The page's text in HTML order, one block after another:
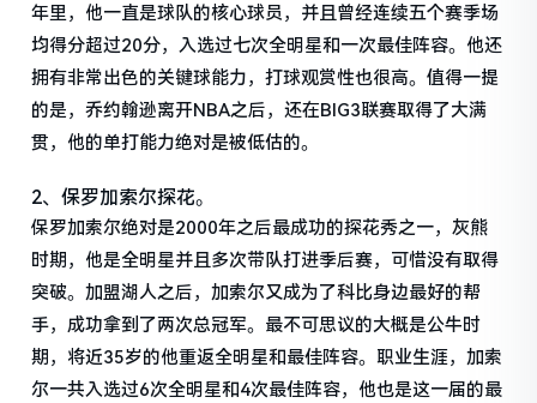
年里，他一直是球队的核心球员，并且曾经连续五个赛季场
均得分超过20分，入选过七次全明星和一次最佳阵容。他还
拥有非常出色的关键球能力，打球观赏性也很高。值得一提
的是，乔约翰逊离开NBA之后，还在BIG3联赛取得了大满
贯，他的单打能力绝对是被低估的。
2、保罗加索尔探花。
保罗加索尔绝对是2000年之后最成功的探花秀之一，灰熊
时期，他是全明星并且多次带队打进季后赛，可惜没有取得
突破。加盟湖人之后，加索尔又成为了科比身边最好的帮
手，成功拿到了两次总冠军。最不可思议的大概是公牛时
期，将近35岁的他重返全明星和最佳阵容。职业生涯，加索
尔一共入选过6次全明星和4次最佳阵容，他也是这一届的最